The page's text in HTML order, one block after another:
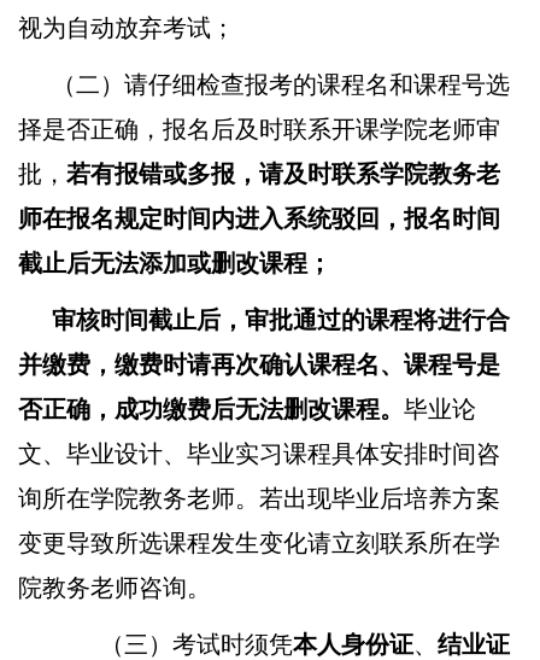
视为自动放弃考试；
（二）请仔细检查报考的课程名和课程号选
择是否正确，报名后及时联系开课学院老师审
批， 若有报错或多报，请及时联系学院教务老
师在报名规定时间内进入系统驳回，报名时间
截止后无法添加或删改课程；
审核时间截止后，审批通过的课程将进行合
并缴费，缴费时请再次确认课程名、课程号是
否正确，成功缴费后无法删改课程。 毕业论
文、毕业设计、毕业实习课程具体安排时间咨
询所在学院教务老师。 若出现毕业后培养方案
变更导致所选课程发生变化请立刻联系所在学
院教务老师咨询。
（三）考试时须凭本人身份证、 结业证